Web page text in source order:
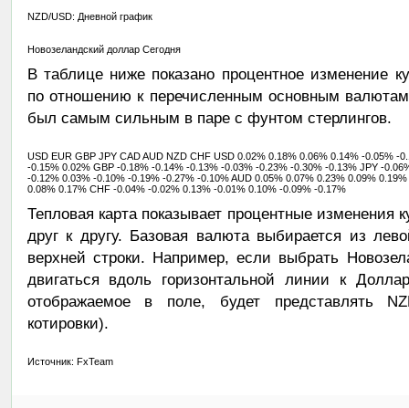
NZD/USD: Дневной график
Новозеландский доллар Сегодня
В таблице ниже показано процентное изменение
по отношению к перечисленным основным
был самым сильным в паре с фунтом стерлингов.
USD EUR GBP JPY CAD AUD NZD CHF USD 0.02% 0.18% 0.06% 0.14% -0.05% -
-0.15% 0.02% GBP -0.18% -0.14% -0.13% -0.03% -0.23% -0.30% -0.13% JPY -
-0.12% 0.03% -0.10% -0.19% -0.27% -0.10% AUD 0.05% 0.07% 0.23% 0.09%
0.08% 0.17% CHF -0.04% -0.02% 0.13% -0.01% 0.10% -0.09% -0.17%
Тепловая карта показывает процентные
друг к другу. Базовая валюта выбирается из
верхней строки. Например, если выбрать
двигаться вдоль горизонтальной линии к
отображаемое в поле, будет представлять
котировки).
Источник: FxTeam